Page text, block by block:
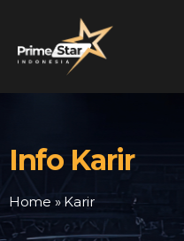
Info Karir
Home » Karir